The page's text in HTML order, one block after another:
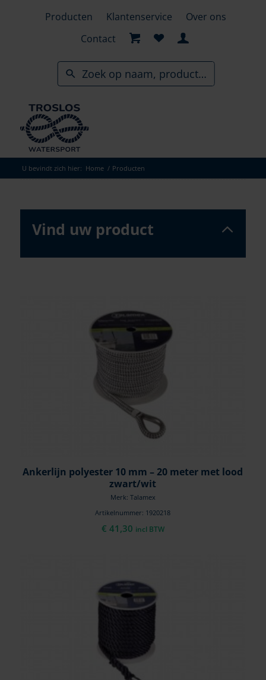
Producten Klantenservice
Over ons
Contact
U bevindt zich hier: Home / Producten
Ankerlijn polyester 10 mm – 20 meter met lood
zwart/wit
Merk: Talamex
Artikelnummer: 1920218
€ 41,30 incl BTW
Vind uw product